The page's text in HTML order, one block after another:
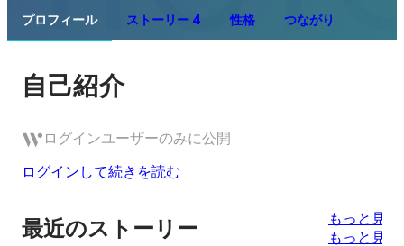
プロフィール ストーリー 4 性格 つながり
自己紹介
ログインユーザーのみに公開
ログインして続きを読む
最近のストーリー
もっと見る
もっと見る